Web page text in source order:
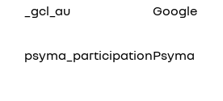
_gcl_au Google
psyma_participationPsyma